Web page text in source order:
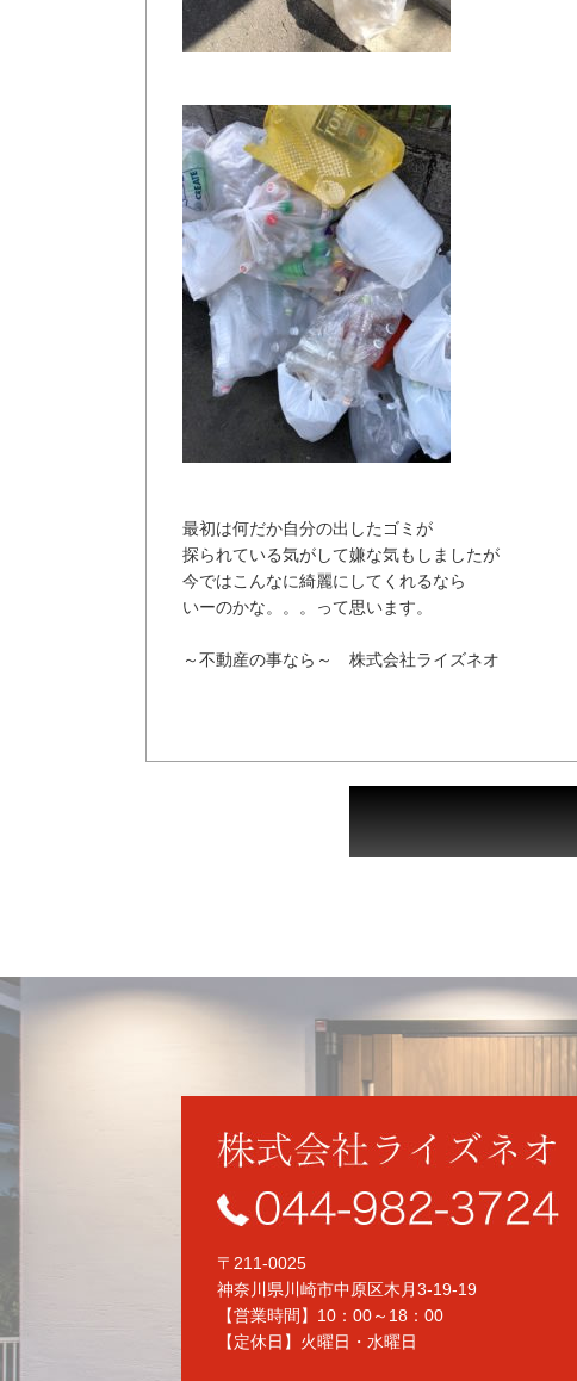
最初は何だか自分の出したゴミが
探られている気がして嫌な気もしましたが
今ではこんなに綺麗にしてくれるなら
いーのかな。。。って思います。
～不動産の事なら～ 株式会社ライズネオ
〒211-0025
神奈川県川崎市中原区木月3-19-19
【営業時間】10：00～18：00
【定休日】火曜日・水曜日